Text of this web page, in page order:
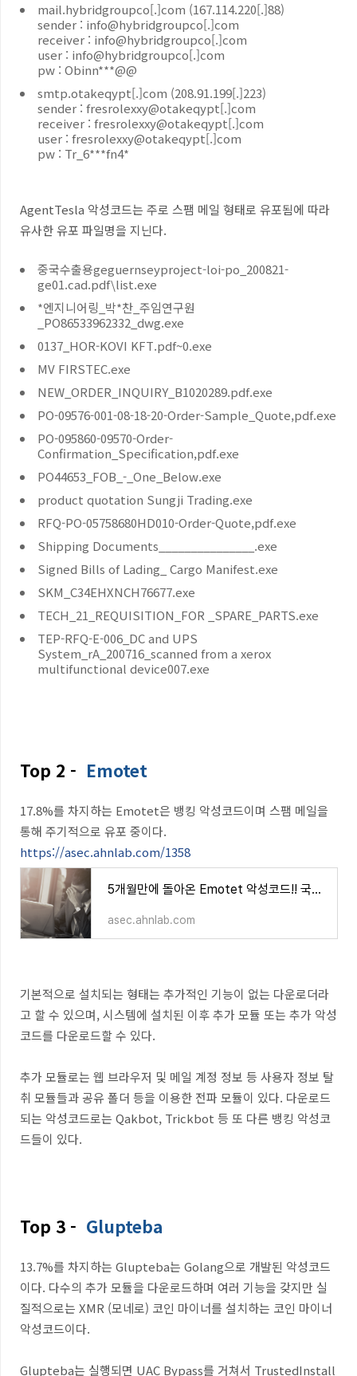
mail.hybridgroupco[.]com (167.114.220[.]88)
sender : info@hybridgroupco[.]com
receiver : info@hybridgroupco[.]com
user : info@hybridgroupco[.]com
pw : Obinn***@@
smtp.otakeqypt[.]com (208.91.199[.]223)
sender : fresrolexxy@otakeqypt[.]com
receiver : fresrolexxy@otakeqypt[.]com
user : fresrolexxy@otakeqypt[.]com
pw : Tr_6***fn4*
AgentTesla 악성코드는 주로 스팸 메일 형태로 유포됨에 따라
유사한 유포 파일명을 지닌다.
중국수출용geguernseyproject-loi-po_200821-
ge01.cad.pdf\list.exe
*엔지니어링_박*찬_주임연구원
_PO86533962332_dwg.exe
0137_HOR-KOVI KFT.pdf~0.exe
MV FIRSTEC.exe
NEW_ORDER_INQUIRY_B1020289.pdf.exe
PO-09576-001-08-18-20-Order-Sample_Quote,pdf.exe
PO-095860-09570-Order-
Confirmation_Specification,pdf.exe
PO44653_FOB_-_One_Below.exe
product quotation Sungji Trading.exe
RFQ-PO-05758680HD010-Order-Quote,pdf.exe
Shipping Documents_______________.exe
Signed Bills of Lading_ Cargo Manifest.exe
SKM_C34EHXNCH76677.exe
TECH_21_REQUISITION_FOR _SPARE_PARTS.exe
TEP-RFQ-E-006_DC and UPS
System_rA_200716_scanned from a xerox
multifunctional device007.exe
Top 2 - Emotet
17.8%를 차지하는 Emotet은 뱅킹 악성코드이며 스팸 메일을
통해 주기적으로 유포 중이다.
https://asec.ahnlab.com/1358
5개월만에 돌아온 Emotet 악성코드!! 국내 유포 중
asec.ahnlab.com
기본적으로 설치되는 형태는 추가적인 기능이 없는 다운로더라
고 할 수 있으며, 시스템에 설치된 이후 추가 모듈 또는 추가 악성
코드를 다운로드할 수 있다.
추가 모듈로는 웹 브라우저 및 메일 계정 정보 등 사용자 정보 탈
취 모듈들과 공유 폴더 등을 이용한 전파 모듈이 있다. 다운로드
되는 악성코드로는 Qakbot, Trickbot 등 또 다른 뱅킹 악성코
드들이 있다.
Top 3 - Glupteba
13.7%를 차지하는 Glupteba는 Golang으로 개발된 악성코드
이다. 다수의 추가 모듈을 다운로드하며 여러 기능을 갖지만 실
질적으로는 XMR (모네로) 코인 마이너를 설치하는 코인 마이너
악성코드이다.
Glupteba는 실행되면 UAC Bypass를 거쳐서 TrustedInstall